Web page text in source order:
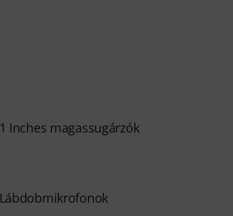
1 Inches magassugárzók
Lábdobmikrofonok